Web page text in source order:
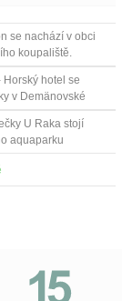
se nachází v obci
koupaliště.
Horský hotel se
v Demänovské
o...
U Raka stojí
aquaparku